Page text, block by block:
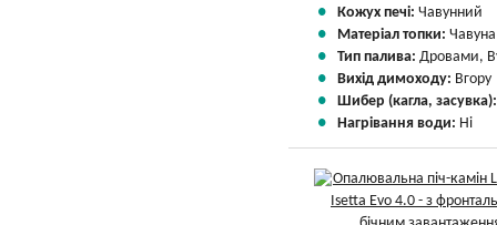
Кожух печі: Чавунний
Матеріал топки: Чавуна
Тип палива: Дровами,
Вихід димоходу: Вгору
Шибер (кагла,
Нагрівання води: Ні